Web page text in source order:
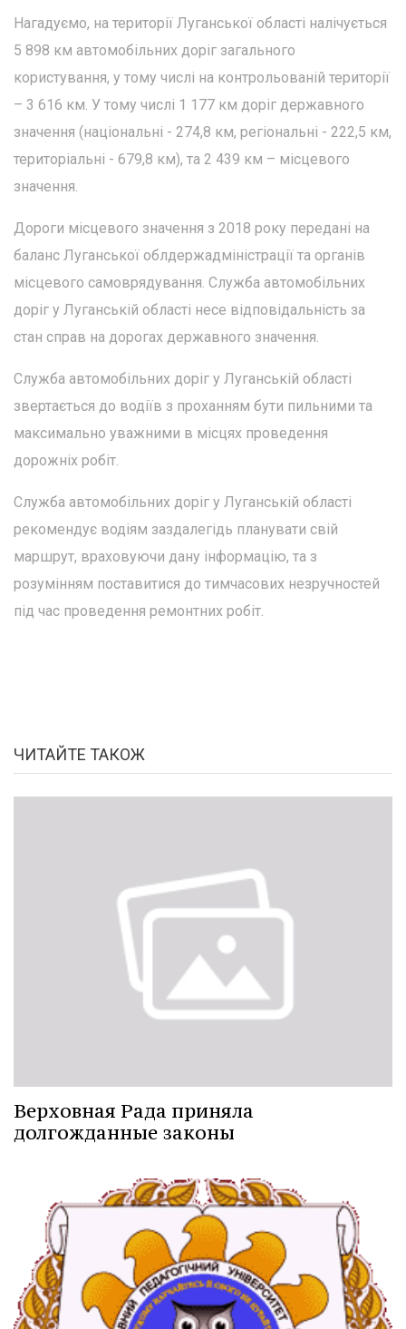
Нагадуємо, на території Луганської області налічується
5 898 км автомобільних доріг загального
користування, у тому числі на контрольованій території
– 3 616 км. У тому числі 1 177 км доріг державного
значення (національні - 274,8 км, регіональні - 222,5 км,
територіальні - 679,8 км), та 2 439 км – місцевого
значення.
Дороги місцевого значення з 2018 року передані на
баланс Луганської облдержадміністрації та органів
місцевого самоврядування. Служба автомобільних
доріг у Луганській області несе відповідальність за
стан справ на дорогах державного значення.
Служба автомобільних доріг у Луганській області
звертається до водіїв з проханням бути пильними та
максимально уважними в місцях проведення
дорожніх робіт.
Служба автомобільних доріг у Луганській області
рекомендує водіям заздалегідь планувати свій
маршрут, враховуючи дану інформацію, та з
розумінням поставитися до тимчасових незручностей
під час проведення ремонтних робіт.
ЧИТАЙТЕ ТАКОЖ
Верховная Рада приняла
долгожданные законы